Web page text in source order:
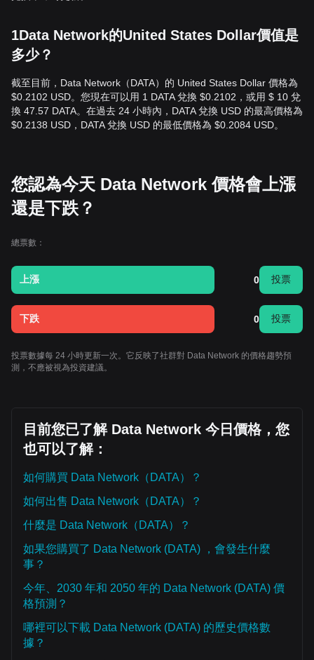
1Data Network的United States Dollar價值是
多少？
截至目前，Data Network（DATA）的 United States Dollar 價格為
$0.2102 USD。您現在可以用 1 DATA 兌換 $0.2102，或用 $ 10 兌
換 47.57 DATA。在過去 24 小時內，DATA 兌換 USD 的最高價格為
$0.2138 USD，DATA 兌換 USD 的最低價格為 $0.2084 USD。
您認為今天 Data Network 價格會上漲
還是下跌？
總票數：
上漲 0 投票
下跌 0 投票
投票數據每 24 小時更新一次。它反映了社群對 Data Network 的價格趨勢預
測，不應被視為投資建議。
目前您已了解 Data Network 今日價格，您
也可以了解：
如何購買 Data Network（DATA）？
如何出售 Data Network（DATA）？
什麼是 Data Network（DATA）？
如果您購買了 Data Network (DATA) ，會發生什麼
事？
今年、2030 年和 2050 年的 Data Network (DATA) 價
格預測？
哪裡可以下載 Data Network (DATA) 的歷史價格數
據？